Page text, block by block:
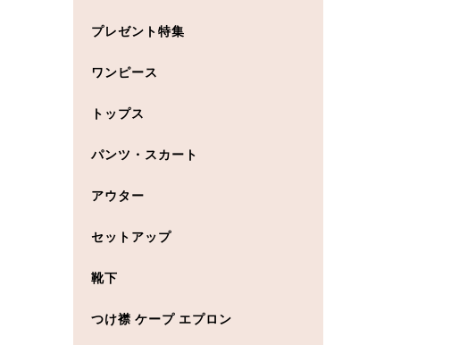
プレゼント特集
ワンピース
トップス
パンツ・スカート
アウター
セットアップ
靴下
つけ襟 ケープ エプロン